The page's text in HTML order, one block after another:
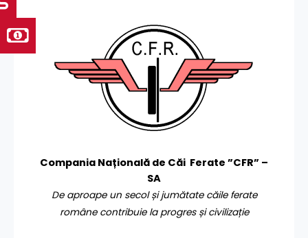
Compania Națională de Căi Ferate ”CFR” –
SA
De aproape un secol și jumătate căile ferate
române contribuie la progres și civilizație